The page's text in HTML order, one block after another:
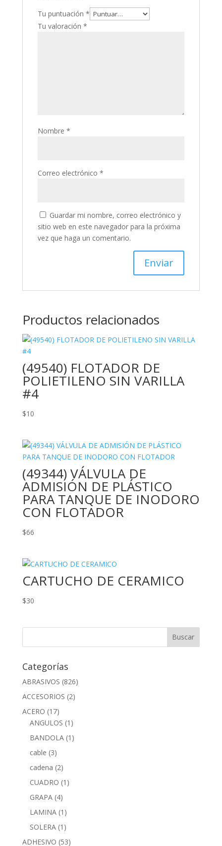
Tu puntuación *
Tu valoración *
Nombre *
Correo electrónico *
Guardar mi nombre, correo electrónico y
sitio web en este navegador para la próxima
vez que haga un comentario.
Productos relacionados
(49540) FLOTADOR DE
POLIETILENO SIN VARILLA
#4
$10
(49344) VÁLVULA DE
ADMISIÓN DE PLÁSTICO
PARA TANQUE DE INODORO
CON FLOTADOR
$66
CARTUCHO DE CERAMICO
$30
Categorías
ABRASIVOS (826)
ACCESORIOS (2)
ACERO (17)
ANGULOS (1)
BANDOLA (1)
cable (3)
cadena (2)
CUADRO (1)
GRAPA (4)
LAMINA (1)
SOLERA (1)
ADHESIVO (53)